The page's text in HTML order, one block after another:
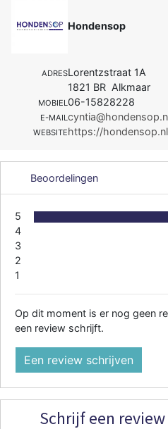
Hondensop
ADRESLorentzstraat 1A
1821 BR Alkmaar
MOBIEL06-15828228
E-MAIL
WEBSITEhttps://
Beoordelingen
5
4
3
2
1
Op dit moment is er nog geen
een review schrijft.
Een review schrijven
Schrijf een review